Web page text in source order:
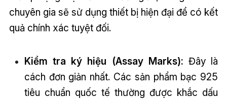
chuyên gia sẽ sử dụng thiết bị hiện đại để có kết
quả chính xác tuyệt đối.
Kiểm tra ký hiệu (Assay Marks): Đây là
cách đơn giản nhất. Các sản phẩm bạc 925
tiêu chuẩn quốc tế thường được khắc dấu